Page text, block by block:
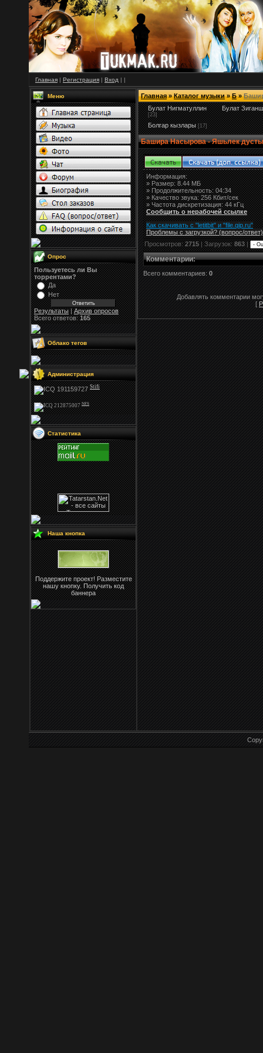
Главная | Регистрация | Вход | |
Меню
Опрос
Пользуетесь ли Вы
торрентами?
Да
Нет
Результаты|Архив опросов
Всего ответов:165
Облако тегов
Администрация
Stifi
NFS
Статистика
Наша кнопка
Поддержите проект! Разместите
нашу кнопку. Получить код
баннера
Главная»Каталог музыки»Б»
Булат Нигматуллин
[23]
Булат
Болгар кызлары [17]
Башира Насырова - Яшьлек
Информация:
»Размер:8.44 МБ
» Продолжительность: 04:34
» Качество звука: 256 Кбит/сек
» Частота дискретизация: 44 кГц
Сообщить о нерабочей ссылке
Как скачивать с "letitbit" и "file.qip.ru"
Проблемы с загрузкой? (вопрос/ответ)
Просмотров:2715| Загрузок:863|
Комментарии:
Всего комментариев: 0
Добавлять комментарии
[